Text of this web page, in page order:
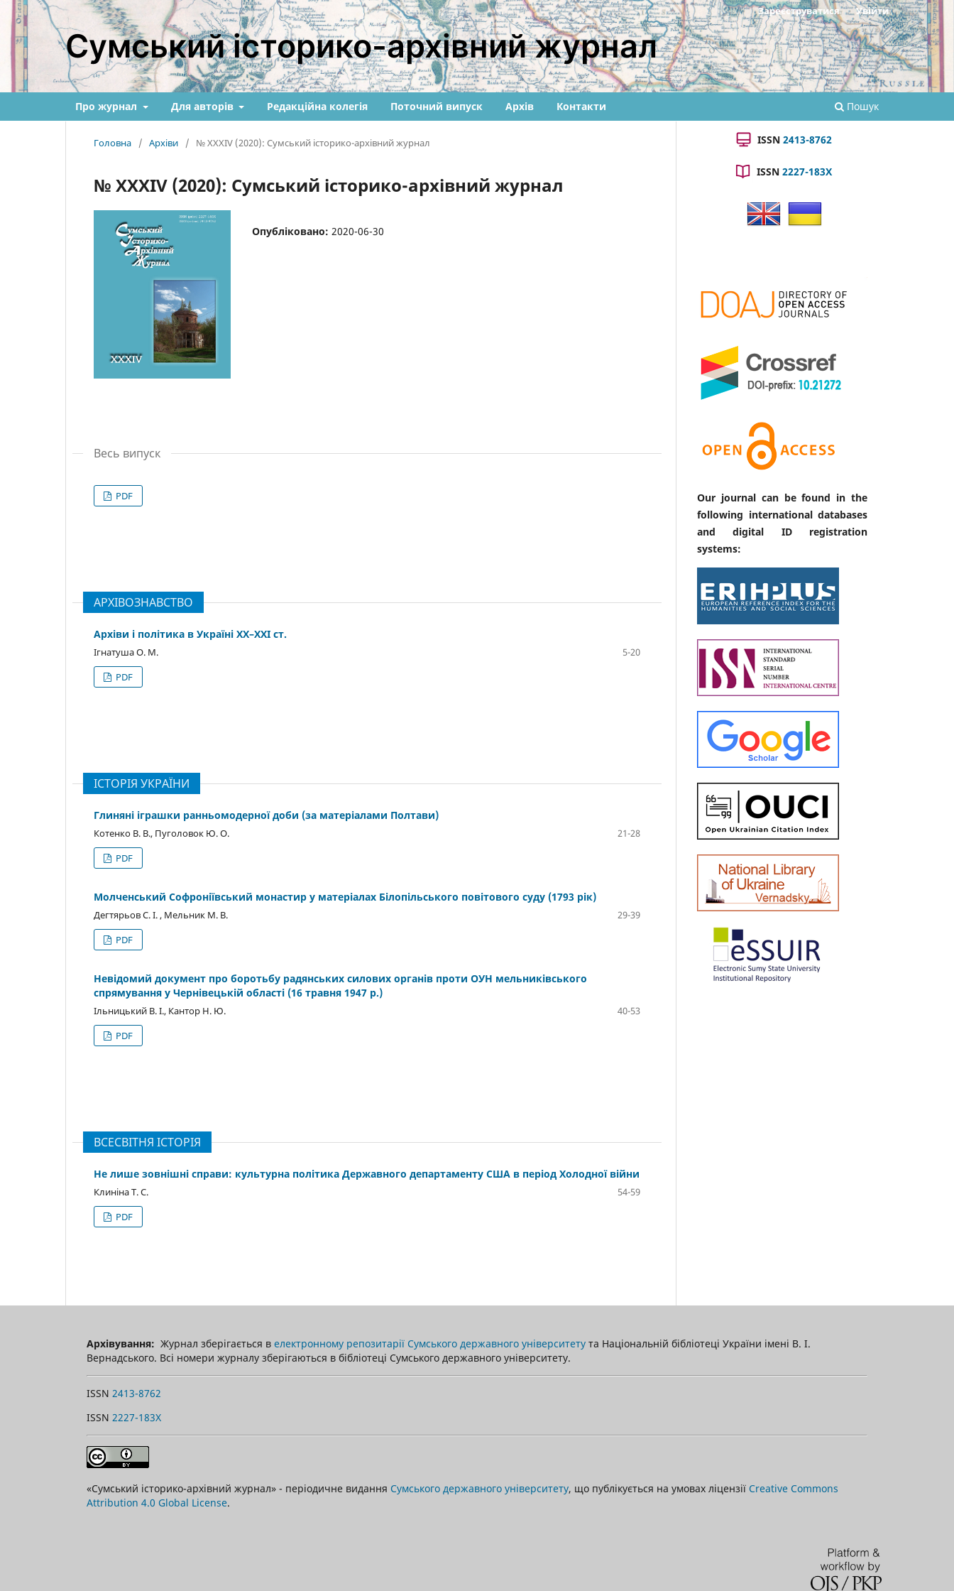
Сумський історико-архівний журнал
Про журнал Для авторів Редакційна колегія Поточний випуск Архів Контакти Пошук
Зареєструватися Увійти
Головна / Архіви / № XXXIV (2020): Сумський історико-архівний журнал
№ XXXIV (2020): Сумський історико-архівний журнал
Опубліковано: 2020-06-30
Весь випуск
PDF
АРХІВОЗНАВСТВО
Архіви і політика в Україні ХХ–ХХІ ст.
Ігнатуша О. М.
5-20
PDF
ІСТОРІЯ УКРАЇНИ
Глиняні іграшки ранньомодерної доби (за матеріалами Полтави)
Котенко В. В., Пуголовок Ю. О.
21-28
PDF
Молченський Софроніївський монастир у матеріалах Білопільського повітового суду (1793 рік)
Дегтярьов С. І. , Мельник М. В.
29-39
PDF
Невідомий документ про боротьбу радянських силових органів проти ОУН мельниківського
спрямування у Чернівецькій області (16 травня 1947 р.)
Ільницький В. І., Кантор Н. Ю.
40-53
PDF
ВСЕСВІТНЯ ІСТОРІЯ
Не лише зовнішні справи: культурна політика Державного департаменту США в період Холодної війни
Клиніна Т. С.
54-59
PDF
ISSN 2413-8762
ISSN 2227-183X
Our journal can be found in the
following international databases
and digital ID registration
systems:
Архівування: Журнал зберігається в електронному репозитарії Сумського державного університету та Національній бібліотеці України імені В. І.
Вернадського. Всі номери журналу зберігаються в бібліотеці Сумського державного університету.
ISSN 2413-8762
ISSN 2227-183X
«Сумський історико-архівний журнал» - періодичне видання Сумського державного університету, що публікується на умовах ліцензії Creative Commons
Attribution 4.0 Global License.